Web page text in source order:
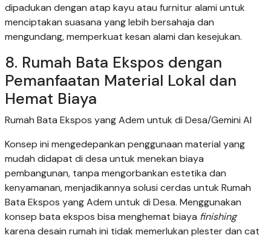
dipadukan dengan atap kayu atau furnitur alami untuk
menciptakan suasana yang lebih bersahaja dan
mengundang, memperkuat kesan alami dan kesejukan.
8. Rumah Bata Ekspos dengan
Pemanfaatan Material Lokal dan
Hemat Biaya
Rumah Bata Ekspos yang Adem untuk di Desa/Gemini AI
Konsep ini mengedepankan penggunaan material yang
mudah didapat di desa untuk menekan biaya
pembangunan, tanpa mengorbankan estetika dan
kenyamanan, menjadikannya solusi cerdas untuk Rumah
Bata Ekspos yang Adem untuk di Desa. Menggunakan
konsep bata ekspos bisa menghemat biaya finishing
karena desain rumah ini tidak memerlukan plester dan cat